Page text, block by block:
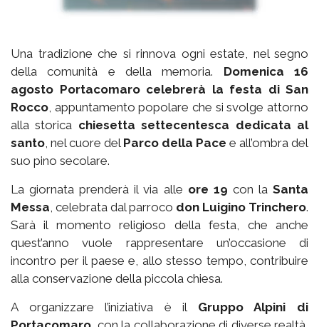
Una tradizione che si rinnova ogni estate, nel segno
della comunità e della memoria. Domenica 16
agosto Portacomaro celebrerà la festa di San
Rocco, appuntamento popolare che si svolge attorno
alla storica chiesetta settecentesca dedicata al
santo, nel cuore del Parco della Pace e all’ombra del
suo pino secolare.
La giornata prenderà il via alle ore 19 con laSanta
Messa, celebrata dal parroco don Luigino Trinchero.
Sarà il momento religioso della festa, che anche
quest’anno vuole rappresentare un’occasione di
incontro per il paese e, allo stesso tempo, contribuire
alla conservazione della piccola chiesa.
A organizzare l’iniziativa è il Gruppo Alpini di